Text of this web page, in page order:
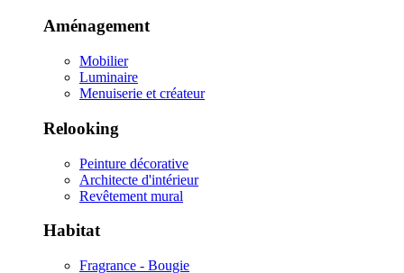
Aménagement
Mobilier
Luminaire
Menuiserie et créateur
Relooking
Peinture décorative
Architecte d'intérieur
Revêtement mural
Habitat
Fragrance - Bougie